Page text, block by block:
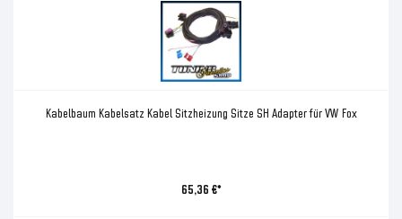
Kabelbaum Kabelsatz Kabel Sitzheizung Sitze SH Adapter für VW Fox
65,36 €*